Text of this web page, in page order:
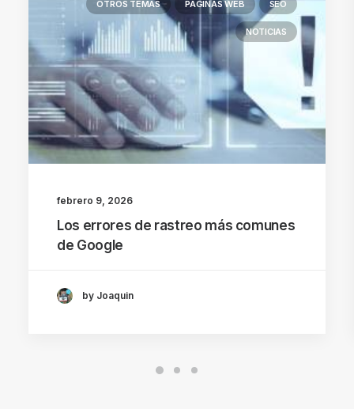
OTROS TEMAS PAGINAS WEB SEO
NOTICIAS
febrero 9, 2026
Los errores de rastreo más comunes
de Google
by Joaquin